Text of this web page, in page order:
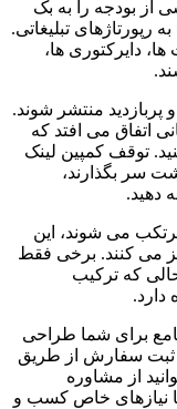
از بودجه را به بک
تبلیغاتی.
دایرکتوری ها،
پربازدید منتشر شوند.
اتفاق می افتد که
توقف کمپین لینک
سر بگذارند،
دهید.
می شوند، این
می کنند. برخی فقط
که ترکیب
دارد.
برای شما طراحی
ثبت سفارش از طریق
شماره 09358497، می توانید از مشاوره
نیازهای خاص کسب و